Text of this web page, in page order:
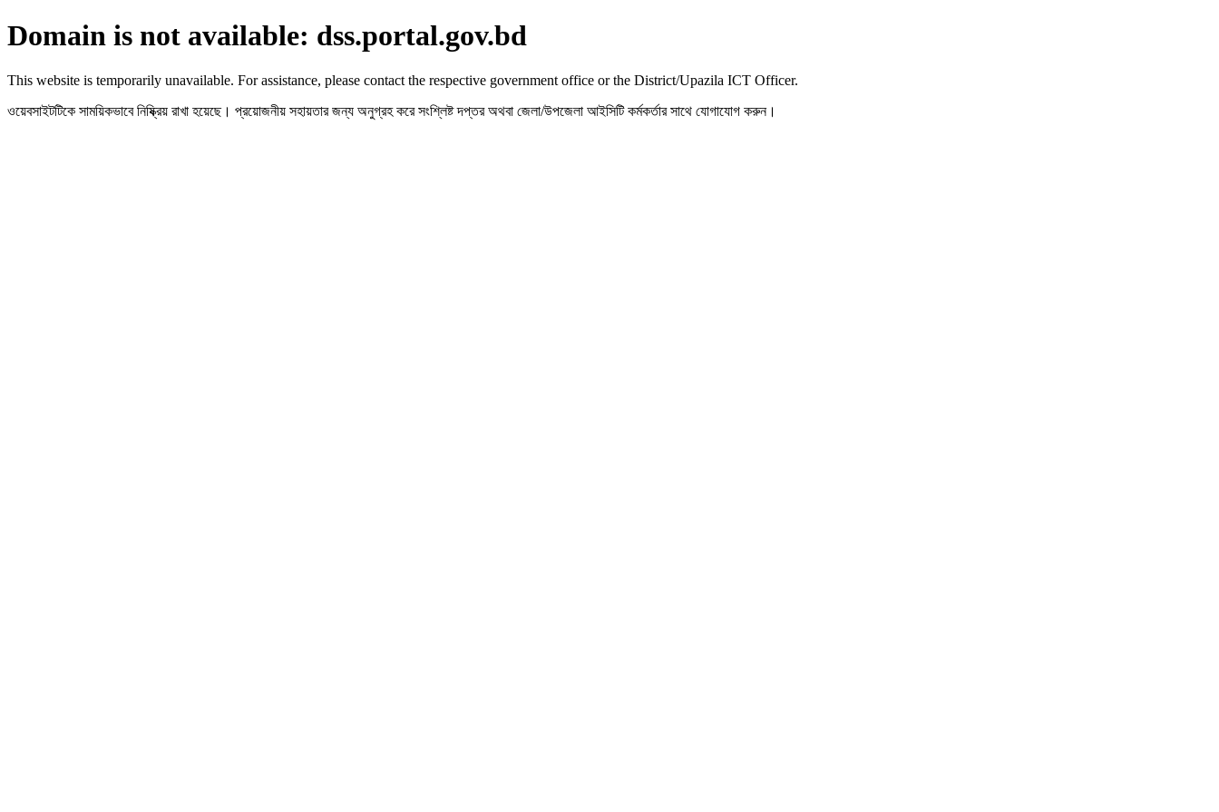
Domain is not available: dss.portal.gov.bd
This website is temporarily unavailable. For assistance, please contact the respective government office or the District/Upazila ICT Officer.
ওয়েবসাইটটিকে সাময়িকভাবে নিষ্ক্রিয় রাখা হয়েছে। প্রয়োজনীয় সহায়তার জন্য অনুগ্রহ করে সংশ্লিষ্ট দপ্তর অথবা জেলা/উপজেলা আইসিটি কর্মকর্তার সাথে যোগাযোগ করুন।